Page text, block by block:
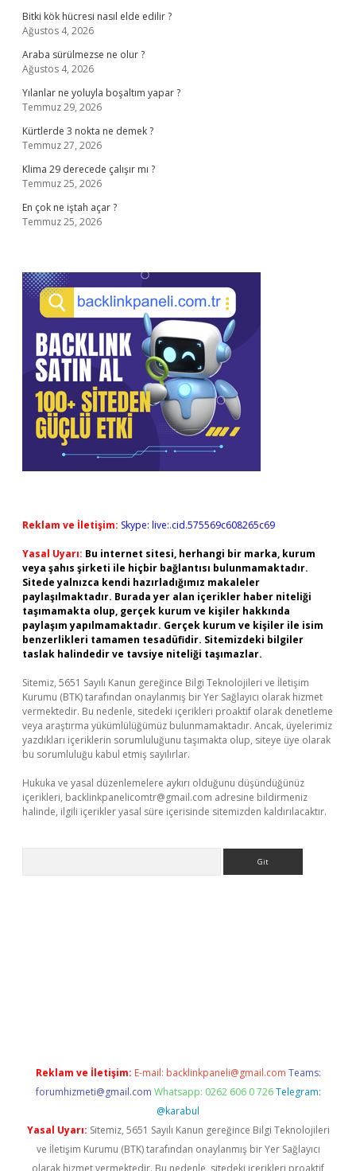
Bitki kök hücresi nasıl elde edilir ?
Ağustos 4, 2026
Araba sürülmezse ne olur ?
Ağustos 4, 2026
Yılanlar ne yoluyla boşaltım yapar ?
Temmuz 29, 2026
Kürtlerde 3 nokta ne demek ?
Temmuz 27, 2026
Klima 29 derecede çalışır mı ?
Temmuz 25, 2026
En çok ne iştah açar ?
Temmuz 25, 2026
Reklam ve İletişim: Skype: live:.cid.575569c608265c69
Yasal Uyarı: Bu internet sitesi, herhangi bir marka, kurum
veya şahıs şirketi ile hiçbir bağlantısı bulunmamaktadır.
Sitede yalnızca kendi hazırladığımız makaleler
paylaşılmaktadır. Burada yer alan içerikler haber niteliği
taşımamakta olup, gerçek kurum ve kişiler hakkında
paylaşım yapılmamaktadır. Gerçek kurum ve kişiler ile isim
benzerlikleri tamamen tesadüfidir. Sitemizdeki bilgiler
taslak halindedir ve tavsiye niteliği taşımazlar.
Sitemiz, 5651 Sayılı Kanun gereğince Bilgi Teknolojileri ve İletişim
Kurumu (BTK) tarafından onaylanmış bir Yer Sağlayıcı olarak hizmet
vermektedir. Bu nedenle, sitedeki içerikleri proaktif olarak denetleme
veya araştırma yükümlülüğümüz bulunmamaktadır. Ancak, üyelerimiz
yazdıkları içeriklerin sorumluluğunu taşımakta olup, siteye üye olarak
bu sorumluluğu kabul etmiş sayılırlar.
Hukuka ve yasal düzenlemelere aykırı olduğunu düşündüğünüz
içerikleri, backlinkpanelicomtr@gmail.com adresine bildirmeniz
halinde, ilgili içerikler yasal süre içerisinde sitemizden kaldırılacaktır.
Reklam ve İletişim: E-mail: backlinkpaneli@gmail.com Teams:
forumhizmeti@gmail.com Whatsapp: 0262 606 0 726 Telegram:
@karabul
Yasal Uyarı: Sitemiz, 5651 Sayılı Kanun gereğince Bilgi Teknolojileri
ve İletişim Kurumu (BTK) tarafından onaylanmış bir Yer Sağlayıcı
olarak hizmet vermektedir. Bu nedenle, sitedeki içerikleri proaktif